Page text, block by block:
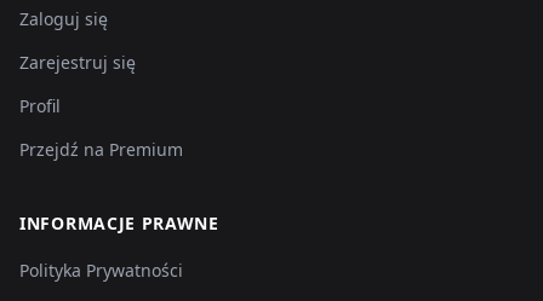
Zaloguj się
Zarejestruj się
Profil
Przejdź na Premium
INFORMACJE PRAWNE
Polityka Prywatności